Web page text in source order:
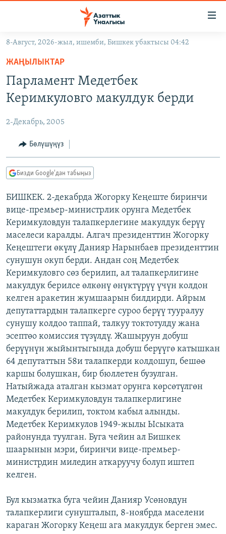
Навигацияга
өтүңүз
Издөөгө
салыңызКЫРГЫЗСТАН
ЭКОНОМИКА
МАДАНИЯТ
ДҮЙНӨ
БОРБОР АЗИЯ
УКРАИНА
АТАЙЫН ИЛИКТӨӨ
ТВ ПРОГРАММАЛАР
ЭКСПЕРТТЕР ТАЛДАЙТ
БИЗ ЖАНА ДҮЙНӨ
ДАНИСТЕ
ЭЖЕ-СИҢДИЛЕР
АЗАТТЫК+
ЫҢГАЙСЫЗ СУРООЛОР
ӨЗГӨЧӨ ПИКИР
Русский
ОНЛАЙН ШЕРИНЕ
ЭЕ/АРнун бардык сайттары
8-Август, 2026-жыл, ишемби, Бишкек убактысы 04:42
ЖАҢЫЛЫКТАР
Парламент Медетбек
Керимкуловго макулдук берди
2-Декабрь, 2005
Бөлүшүңүз
Бизди Google'дан табыңыз
БИШКЕК. 2-декабрда Жогорку Кеңеште биринчи
вице-премьер-министрлик орунга Медетбек
Керимкуловдун талапкерлегине макулдук берүү
маселеси каралды. Алгач президенттин Жогорку
Кеңештеги өкүлү Данияр Нарынбаев президенттин
сунушун окуп берди. Андан соң Медетбек
Керимкуловго сөз берилип, ал талапкерлигине
макулдук берилсе өлкөнү өнүктүрүү үчүн колдон
келген аракетин жумшаарын билдирди. Айрым
депутаттардын талапкерге суроо берүү тууралуу
сунушу колдоо таппай, талкуу токтотулду жана
эсептөо комиссия түзүлдү. Жашыруун добуш
берүүнүн жыйынтыгында добуш берүүгө катышкан
64 депутаттын 58и талапкерди колдошуп, бешөө
каршы болушкан, бир бюллетен бузулган.
Натыйжада аталган кызмат орунга көрсөтүлгөн
Медетбек Керимкуловдун талапкерлигине
макулдук берилип, токтом кабыл алынды.
Медетбек Керимкулов 1949-жылы Ысыката
районунда туулган. Буга чейин ал Бишкек
шаарынын мэри, биринчи вице-премьер-
министрдин миледин аткаруучу болуп иштеп
келген.
Бул кызматка буга чейин Данияр Усөновдун
талапкерлиги сунушталып, 8-ноябрда маселени
караган Жогорку Кеңеш ага макулдук берген эмес.